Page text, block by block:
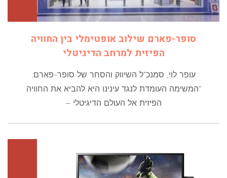
סופר-פארם שילוב אופטימלי בין החוויה
הפיזית למרחב הדיגיטלי
עופר לוי, סמנכ"ל השיווק והסחר של סופר-פארם:
"המשימה העומדת לנגד עינינו היא להביא את החוויה
הפיזית אל העולם הדיגיטלי –